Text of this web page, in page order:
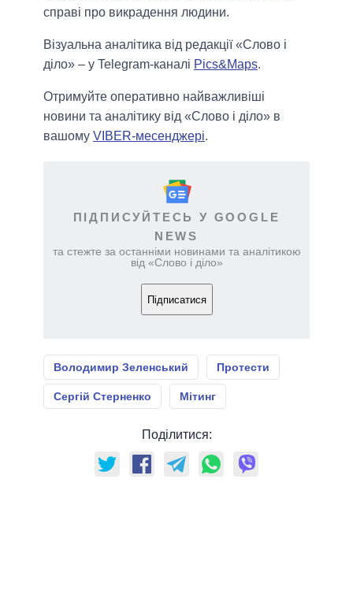
справі про викрадення людини.
Візуальна аналітика від редакції «Слово і
діло» – у Telegram-каналі Pics&Maps.
Отримуйте оперативно найважливіші
новини та аналітику від «Слово і діло» в
вашому VIBER-месенджері.
ПІДПИСУЙТЕСЬ У GOOGLE
NEWS
та стежте за останніми новинами та аналітикою
від «Слово і діло»
Підписатися
Володимир Зеленський Протести
Сергій Стерненко Мітинг
Поділитися: